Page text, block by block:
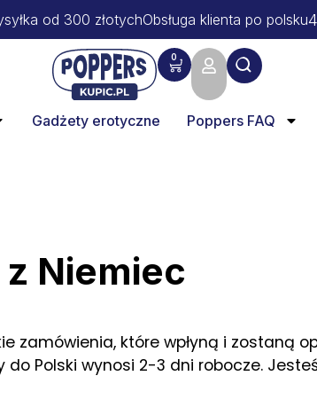
od 300 złotychObsługa klienta po polsku
0
Gadżety erotyczne Poppers FAQ
z Niemiec
zamówienia, które wpłyną i zostaną
Polski wynosi 2-3 dni robocze.